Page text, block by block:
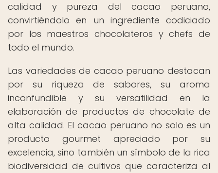
calidad y pureza del cacao peruano,
convirtiéndolo en un ingrediente codiciado
por los maestros chocolateros y chefs de
todo el mundo.
Las variedades de cacao peruano destacan
por su riqueza de sabores, su aroma
inconfundible y su versatilidad en la
elaboración de productos de chocolate de
alta calidad. El cacao peruano no solo es un
producto gourmet apreciado por su
excelencia, sino también un símbolo de la rica
biodiversidad de cultivos que caracteriza al